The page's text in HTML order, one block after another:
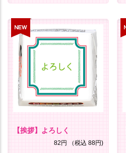
【挨拶】よろしく
82円 （税込 88円)